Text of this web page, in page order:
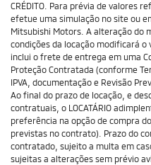
CRÉDITO. Para prévia de valores
efetue uma simulação no site ou
Mitsubishi Motors. A alteração do
condições da locação modificará o
inclui o frete de entrega em uma
Proteção Contratada (conforme
IPVA, documentação e Revisão
Ao final do prazo de locação, e
contratuais, o LOCATÁRIO
preferência na opção de compra
previstas no contrato). Prazo do
contratado, sujeito a multa em
sujeitas a alterações sem prévio